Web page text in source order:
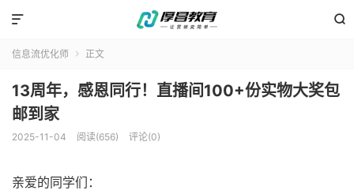


信息流优化师  正文
13周年，感恩同行！直播间100+份实物大奖包
邮到家
2025-11-04 阅读(656) 评论(0)
亲爱的同学们：